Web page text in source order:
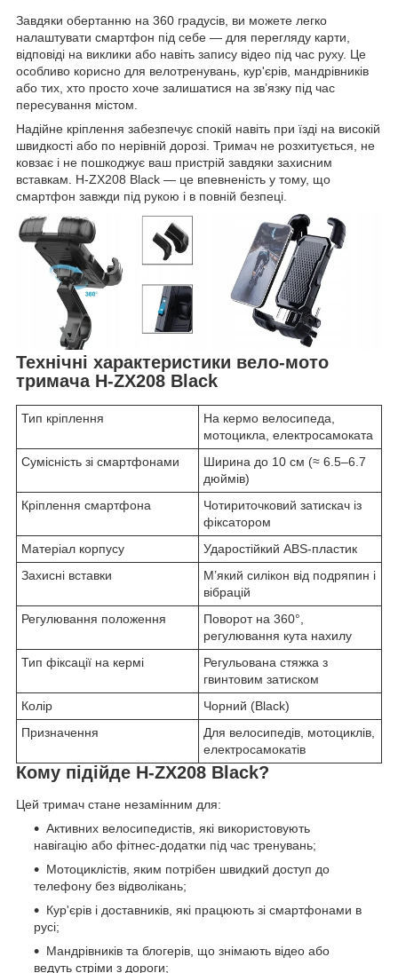
Завдяки обертанню на 360 градусів, ви можете легко
налаштувати смартфон під себе — для перегляду карти,
відповіді на виклики або навіть запису відео під час руху. Це
особливо корисно для велотренувань, кур'єрів, мандрівників
або тих, хто просто хоче залишатися на зв’язку під час
пересування містом.
Надійне кріплення забезпечує спокій навіть при їзді на високій
швидкості або по нерівній дорозі. Тримач не розхитується, не
ковзає і не пошкоджує ваш пристрій завдяки захисним
вставкам. H-ZX208 Black — це впевненість у тому, що
смартфон завжди під рукою і в повній безпеці.
Технічні характеристики вело-мото
тримача H-ZX208 Black
Тип кріплення
На кермо велосипеда,
мотоцикла, електросамоката
Сумісність зі смартфонами
Ширина до 10 см (≈ 6.5–6.7
дюймів)
Кріплення смартфона
Чотириточковий затискач із
фіксатором
Матеріал корпусу
Ударостійкий ABS-пластик
Захисні вставки
М’який силікон від подряпин і
вібрацій
Регулювання положення
Поворот на 360°,
регулювання кута нахилу
Тип фіксації на кермі
Регульована стяжка з
гвинтовим затиском
Колір
Чорний (Black)
Призначення
Для велосипедів, мотоциклів,
електросамокатів
Кому підійде H-ZX208 Black?
Цей тримач стане незамінним для:
Активних велосипедистів, які використовують
навігацію або фітнес-додатки під час тренувань;
Мотоциклістів, яким потрібен швидкий доступ до
телефону без відволікань;
Кур'єрів і доставників, які працюють зі смартфонами в
русі;
Мандрівників та блогерів, що знімають відео або
ведуть стріми з дороги;